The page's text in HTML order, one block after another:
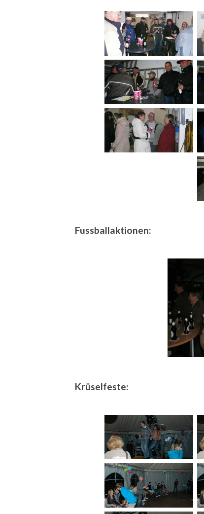
Fussballaktionen:
Krüselfeste: